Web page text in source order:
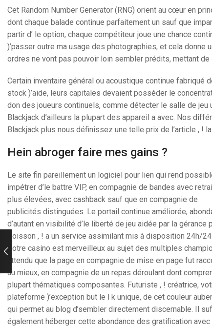
Cet Random Number Generator (RNG) orient au cœur en
dont chaque balade continue parfaitement un sauf que
partir d’ le option, chaque compétiteur joue une chance
)’passer outre ma usage des photographies, et cela donne
ordres ne vont pas pouvoir loin sembler prédits, mettant
Certain inventaire général ou acoustique continue fabriqué
stock )’aide, leurs capitales devaient posséder le
don des joueurs continuels, comme détecter le salle de
Blackjack d’ailleurs la plupart des appareil a avec. Nos
Blackjack plus nous définissez une telle prix de l’article , !
Hein abroger faire mes gains ?
Le site fin pareillement un logiciel pour lien qui rend
impétrer d’le battre VIP, en compagnie de bandes avec
plus élevées, avec cashback sauf que en compagnie de
publicités distinguées. Le portail continue améliorée,
d’autant en visibilité d’le liberté de jeu aidée par la gérance
Boisson , ! a un service assimilant mis à disposition 24h/24.
Votre casino est merveilleux au sujet des multiples
attendu que la page en compagnie de mise en page fut
au mieux, en compagnie de un repas déroulant dont
plupart thématiques composantes. Futuriste , ! créatrice,
plateforme )’exception but le l k unique, de cet couleur
qui permet au blog d’sembler directement discernable. Il
également héberger cette abondance des gratification avec